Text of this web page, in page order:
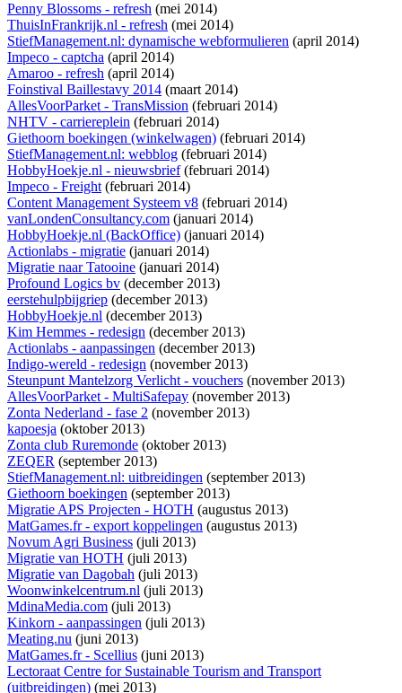
Penny Blossoms - refresh (mei 2014)
ThuisInFrankrijk.nl - refresh (mei 2014)
StiefManagement.nl: dynamische webformulieren (april 2014)
Impeco - captcha (april 2014)
Amaroo - refresh (april 2014)
Foinstival Baillestavy 2014 (maart 2014)
AllesVoorParket - TransMission (februari 2014)
NHTV - carriereplein (februari 2014)
Giethoorn boekingen (winkelwagen) (februari 2014)
StiefManagement.nl: webblog (februari 2014)
HobbyHoekje.nl - nieuwsbrief(februari 2014)
Impeco - Freight(februari 2014)
Content Management Systeem v8 (februari 2014)
vanLondenConsultancy.com (januari 2014)
HobbyHoekje.nl (BackOffice) (januari 2014)
Actionlabs - migratie (januari 2014)
Migratie naar Tatooine (januari 2014)
Profound Logics bv (december 2013)
eerstehulpbijgriep (december 2013)
HobbyHoekje.nl (december 2013)
Kim Hemmes - redesign (december 2013)
Actionlabs - aanpassingen (december 2013)
Indigo-wereld - redesign (november 2013)
Steunpunt Mantelzorg Verlicht - vouchers (november 2013)
AllesVoorParket - MultiSafepay (november 2013)
Zonta Nederland - fase 2 (november 2013)
kapoesja (oktober 2013)
Zonta club Ruremonde (oktober 2013)
ZEQER (september 2013)
StiefManagement.nl: uitbreidingen (september 2013)
Giethoorn boekingen (september 2013)
Migratie APS Projecten - HOTH (augustus 2013)
MatGames.fr - export koppelingen (augustus 2013)
Novum Agri Business (juli 2013)
Migratie van HOTH (juli 2013)
Migratie van Dagobah (juli 2013)
Woonwinkelcentrum.nl (juli 2013)
MdinaMedia.com (juli 2013)
Kinkorn - aanpassingen (juli 2013)
Meating.nu (juni 2013)
MatGames.fr - Scellius (juni 2013)
Lectoraat Centre for Sustainable Tourism and Transport
(uitbreidingen) (mei 2013)